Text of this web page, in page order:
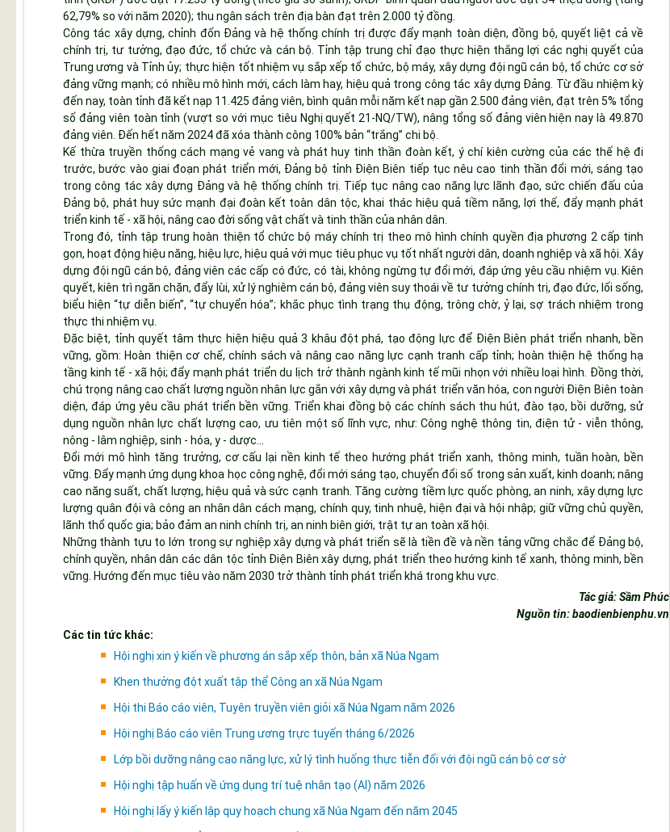
62,79% so với năm 2020); thu ngân sách trên địa bàn đạt trên 2.000 tỷ đồng.
Công tác xây dựng, chỉnh đốn Đảng và hệ thống chính trị được đẩy mạnh toàn diện, đồng bộ, quyết liệt cả về
chính trị, tư tưởng, đạo đức, tổ chức và cán bộ. Tỉnh tập trung chỉ đạo thực hiện thắng lợi các nghị quyết của
Trung ương và Tỉnh ủy; thực hiện tốt nhiệm vụ sắp xếp tổ chức, bộ máy, xây dựng đội ngũ cán bộ, tổ chức cơ sở
đảng vững mạnh; có nhiều mô hình mới, cách làm hay, hiệu quả trong công tác xây dựng Đảng. Từ đầu nhiệm kỳ
đến nay, toàn tỉnh đã kết nạp 11.425 đảng viên, bình quân mỗi năm kết nạp gần 2.500 đảng viên, đạt trên 5% tổng
số đảng viên toàn tỉnh (vượt so với mục tiêu Nghị quyết 21-NQ/TW), nâng tổng số đảng viên hiện nay là 49.870
đảng viên. Đến hết năm 2024 đã xóa thành công 100% bản “trắng” chi bộ.
Kế thừa truyền thống cách mạng vẻ vang và phát huy tinh thần đoàn kết, ý chí kiên cường của các thế hệ đi
trước, bước vào giai đoạn phát triển mới, Đảng bộ tỉnh Điện Biên tiếp tục nêu cao tinh thần đổi mới, sáng tạo
trong công tác xây dựng Đảng và hệ thống chính trị. Tiếp tục nâng cao năng lực lãnh đạo, sức chiến đấu của
Đảng bộ, phát huy sức mạnh đại đoàn kết toàn dân tộc, khai thác hiệu quả tiềm năng, lợi thế, đẩy mạnh phát
triển kinh tế - xã hội, nâng cao đời sống vật chất và tinh thần của nhân dân.
Trong đó, tỉnh tập trung hoàn thiện tổ chức bộ máy chính trị theo mô hình chính quyền địa phương 2 cấp tinh
gọn, hoạt động hiệu năng, hiệu lực, hiệu quả với mục tiêu phục vụ tốt nhất người dân, doanh nghiệp và xã hội. Xây
dựng đội ngũ cán bộ, đảng viên các cấp có đức, có tài, không ngừng tự đổi mới, đáp ứng yêu cầu nhiệm vụ. Kiên
quyết, kiên trì ngăn chặn, đẩy lùi, xử lý nghiêm cán bộ, đảng viên suy thoái về tư tưởng chính trị, đạo đức, lối sống,
biểu hiện “tự diễn biến”, “tự chuyển hóa”; khắc phục tình trạng thụ động, trông chờ, ỷ lại, sợ trách nhiệm trong
thực thi nhiệm vụ.
Đặc biệt, tỉnh quyết tâm thực hiện hiệu quả 3 khâu đột phá, tạo động lực để Điện Biên phát triển nhanh, bền
vững, gồm: Hoàn thiện cơ chế, chính sách và nâng cao năng lực cạnh tranh cấp tỉnh; hoàn thiện hệ thống hạ
tầng kinh tế - xã hội; đẩy mạnh phát triển du lịch trở thành ngành kinh tế mũi nhọn với nhiều loại hình. Đồng thời,
chú trọng nâng cao chất lượng nguồn nhân lực gắn với xây dựng và phát triển văn hóa, con người Điện Biên toàn
diện, đáp ứng yêu cầu phát triển bền vững. Triển khai đồng bộ các chính sách thu hút, đào tạo, bồi dưỡng, sử
dụng nguồn nhân lực chất lượng cao, ưu tiên một số lĩnh vực, như: Công nghệ thông tin, điện tử - viễn thông,
nông - lâm nghiệp, sinh - hóa, y - dược...
Đổi mới mô hình tăng trưởng, cơ cấu lại nền kinh tế theo hướng phát triển xanh, thông minh, tuần hoàn, bền
vững. Đẩy mạnh ứng dụng khoa học công nghệ, đổi mới sáng tạo, chuyển đổi số trong sản xuất, kinh doanh; nâng
cao năng suất, chất lượng, hiệu quả và sức cạnh tranh. Tăng cường tiềm lực quốc phòng, an ninh, xây dựng lực
lượng quân đội và công an nhân dân cách mạng, chính quy, tinh nhuệ, hiện đại và hội nhập; giữ vững chủ quyền,
lãnh thổ quốc gia; bảo đảm an ninh chính trị, an ninh biên giới, trật tự an toàn xã hội.
Những thành tựu to lớn trong sự nghiệp xây dựng và phát triển sẽ là tiền đề và nền tảng vững chắc để Đảng bộ,
chính quyền, nhân dân các dân tộc tỉnh Điện Biên xây dựng, phát triển theo hướng kinh tế xanh, thông minh, bền
vững. Hướng đến mục tiêu vào năm 2030 trở thành tỉnh phát triển khá trong khu vực.
Tác giả: Sầm Phúc
Nguồn tin: baodienbienphu.vn
Các tin tức khác:
Hội nghị xin ý kiến về phương án sắp xếp thôn, bản xã Núa Ngam
Khen thưởng đột xuất tập thể Công an xã Núa Ngam
Hội thi Báo cáo viên, Tuyên truyền viên giỏi xã Núa Ngam năm 2026
Hội nghị Báo cáo viên Trung ương trực tuyến tháng 6/2026
Lớp bồi dưỡng nâng cao năng lực, xử lý tình huống thực tiễn đối với đội ngũ cán bộ cơ sở
Hội nghị tập huấn về ứng dụng trí tuệ nhân tạo (AI) năm 2026
Hội nghị lấy ý kiến lập quy hoạch chung xã Núa Ngam đến năm 2045